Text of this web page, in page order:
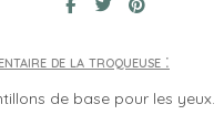
de la troqueuse :
de base pour les yeux.